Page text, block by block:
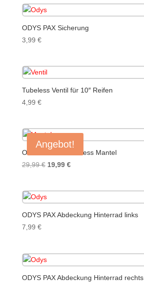
ODYS PAX Sicherung
3,99 €
Tubeless Ventil für 10″ Reifen
4,99 €
Angebot!
ODYS PAX 9″ Tubeless Mantel
29,99€ Ursprünglicher
29,99 €
19,99 €Aktueller
ODYS PAX Abdeckung Hinterrad links
7,99 €
ODYS PAX Abdeckung Hinterrad rechts